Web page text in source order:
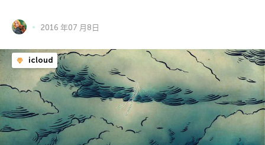
2016 年07 月8日
icloud